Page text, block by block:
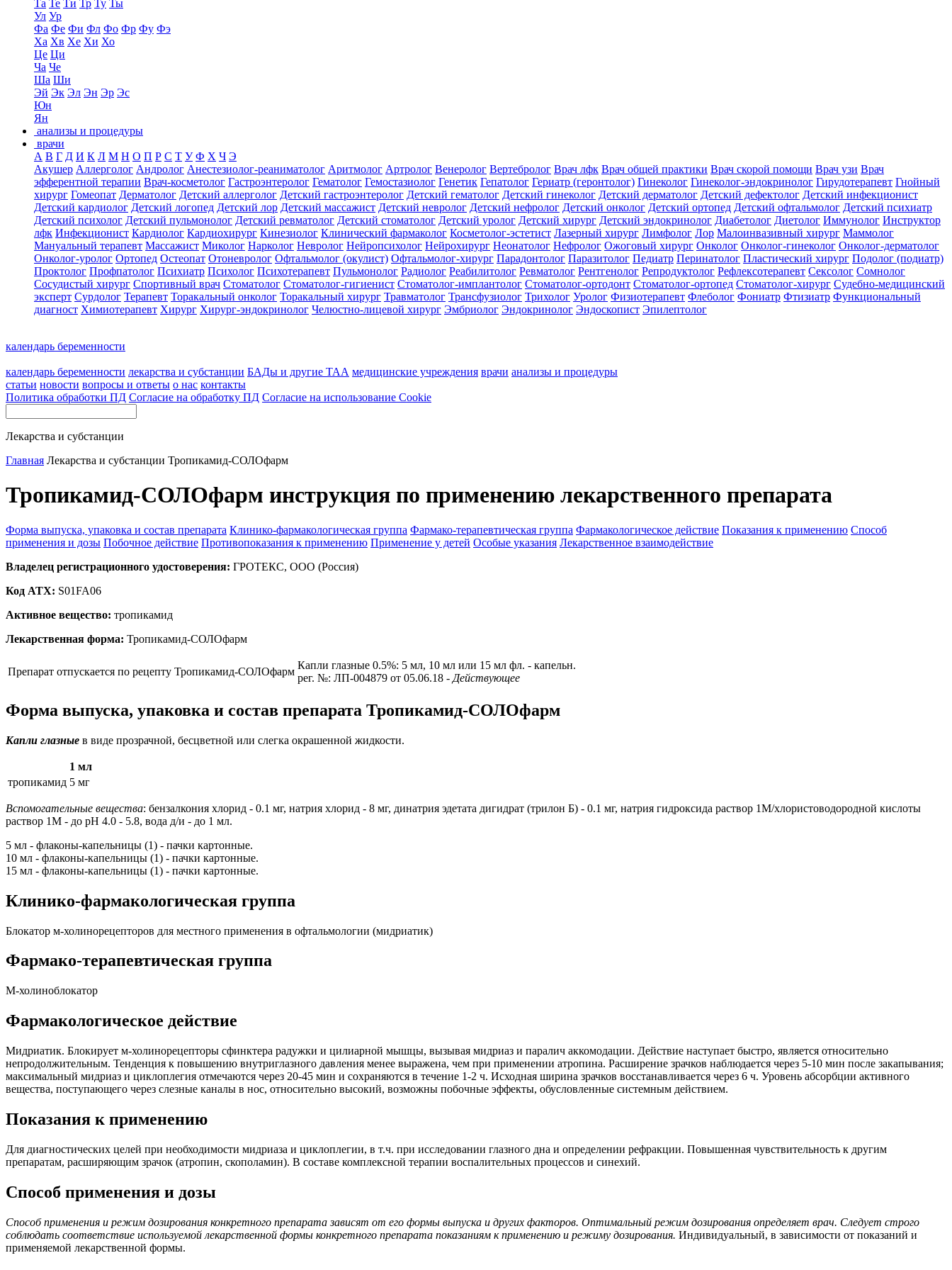
Та Те Ти Тр Ту Ты
Ул Ур
Фа Фе Фи Фл Фо Фр Фу Фэ
Ха Хв Хе Хи Хо
Це Ци
Ча Че
Ша Ши
Эй Эк Эл Эн Эр Эс
Юн
Ян
анализы и процедуры
врачи
А В Г Д И К Л М Н О П Р С Т У Ф Х Ч Э
Акушер Аллерголог Андролог Анестезиолог-реаниматолог Аритмолог Артролог Венеролог Вертебролог Врач лфк Врач общей практики Врач скорой помощи Врач узи Врач
эфферентной терапии Врач-косметолог Гастроэнтеролог Гематолог Гемостазиолог Генетик Гепатолог Гериатр (геронтолог) Гинеколог Гинеколог-эндокринолог Гирудотерапевт Гнойный
хирург Гомеопат Дерматолог Детский аллерголог Детский гастроэнтеролог Детский гематолог Детский гинеколог Детский дерматолог Детский дефектолог Детский инфекционист
Детский кардиолог Детский логопед Детский лор Детский массажист Детский невролог Детский нефролог Детский онколог Детский ортопед Детский офтальмолог Детский психиатр
Детский психолог Детский пульмонолог Детский ревматолог Детский стоматолог Детский уролог Детский хирург Детский эндокринолог Диабетолог Диетолог Иммунолог Инструктор
лфк Инфекционист Кардиолог Кардиохирург Кинезиолог Клинический фармаколог Косметолог-эстетист Лазерный хирург Лимфолог Лор Малоинвазивный хирург Маммолог
Мануальный терапевт Массажист Миколог Нарколог Невролог Нейропсихолог Нейрохирург Неонатолог Нефролог Ожоговый хирург Онколог Онколог-гинеколог Онколог-дерматолог
Онколог-уролог Ортопед Остеопат Отоневролог Офтальмолог (окулист) Офтальмолог-хирург Парадонтолог Паразитолог Педиатр Перинатолог Пластический хирург Подолог (подиатр)
Проктолог Профпатолог Психиатр Психолог Психотерапевт Пульмонолог Радиолог Реабилитолог Ревматолог Рентгенолог Репродуктолог Рефлексотерапевт Сексолог Сомнолог
Сосудистый хирург Спортивный врач Стоматолог Стоматолог-гигиенист Стоматолог-имплантолог Стоматолог-ортодонт Стоматолог-ортопед Стоматолог-хирург Судебно-медицинский
эксперт Сурдолог Терапевт Торакальный онколог Торакальный хирург Травматолог Трансфузиолог Трихолог Уролог Физиотерапевт Флеболог Фониатр Фтизиатр Функциональный
диагност Химиотерапевт Хирург Хирург-эндокринолог Челюстно-лицевой хирург Эмбриолог Эндокринолог Эндоскопист Эпилептолог
календарь беременности
календарь беременности лекарства и субстанции БАДы и другие ТАА медицинские учреждения врачи анализы и процедуры
статьи новости вопросы и ответы о нас контакты
Политика обработки ПД Согласие на обработку ПД Согласие на использование Cookie
Лекарства и субстанции
Главная Лекарства и субстанции Тропикамид-СОЛОфарм
Тропикамид-СОЛОфарм инструкция по применению лекарственного препарата
Форма выпуска, упаковка и состав препарата Клинико-фармакологическая группа Фармако-терапевтическая группа Фармакологическое действие Показания к применению Способ
применения и дозы Побочное действие Противопоказания к применению Применение у детей Особые указания Лекарственное взаимодействие
Владелец регистрационного удостоверения: ГРОТЕКС, ООО (Россия)
Код ATX: S01FA06
Активное вещество: тропикамид
Лекарственная форма: Тропикамид-СОЛОфарм
Препарат отпускается по рецепту Тропикамид-СОЛОфарм
Капли глазные 0.5%: 5 мл, 10 мл или 15 мл фл. - капельн.
рег. №: ЛП-004879 от 05.06.18 - Действующее
Форма выпуска, упаковка и состав препарата Тропикамид-СОЛОфарм
Капли глазные в виде прозрачной, бесцветной или слегка окрашенной жидкости.
1 мл
тропикамид 5 мг
Вспомогательные вещества: бензалкония хлорид - 0.1 мг, натрия хлорид - 8 мг, динатрия эдетата дигидрат (трилон Б) - 0.1 мг, натрия гидроксида раствор 1М/хлористоводородной кислоты
раствор 1М - до рН 4.0 - 5.8, вода д/и - до 1 мл.
5 мл - флаконы-капельницы (1) - пачки картонные.
10 мл - флаконы-капельницы (1) - пачки картонные.
15 мл - флаконы-капельницы (1) - пачки картонные.
Клинико-фармакологическая группа
Блокатор м-холинорецепторов для местного применения в офтальмологии (мидриатик)
Фармако-терапевтическая группа
М-холиноблокатор
Фармакологическое действие
Мидриатик. Блокирует м-холинорецепторы сфинктера радужки и цилиарной мышцы, вызывая мидриаз и паралич аккомодации. Действие наступает быстро, является относительно
непродолжительным. Тенденция к повышению внутриглазного давления менее выражена, чем при применении атропина. Расширение зрачков наблюдается через 5-10 мин после закапывания;
максимальный мидриаз и циклоплегия отмечаются через 20-45 мин и сохраняются в течение 1-2 ч. Исходная ширина зрачков восстанавливается через 6 ч. Уровень абсорбции активного
вещества, поступающего через слезные каналы в нос, относительно высокий, возможны побочные эффекты, обусловленные системным действием.
Показания к применению
Для диагностических целей при необходимости мидриаза и циклоплегии, в т.ч. при исследовании глазного дна и определении рефракции. Повышенная чувствительность к другим
препаратам, расширяющим зрачок (атропин, скополамин). В составе комплексной терапии воспалительных процессов и синехий.
Способ применения и дозы
Способ применения и режим дозирования конкретного препарата зависят от его формы выпуска и других факторов. Оптимальный режим дозирования определяет врач. Следует строго
соблюдать соответствие используемой лекарственной формы конкретного препарата показаниям к применению и режиму дозирования. Индивидуальный, в зависимости от показаний и
применяемой лекарственной формы.